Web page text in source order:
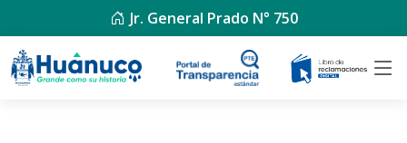
Jr. General Prado N° 750